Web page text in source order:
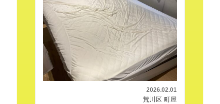
2026.02.01
荒川区 町屋